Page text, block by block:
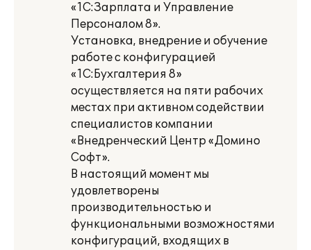
«1С:Зарплата и Управление
Персоналом 8».
Установка, внедрение и обучение
работе с конфигурацией
«1С:Бухгалтерия 8»
осуществляется на пяти рабочих
местах при активном содействии
специалистов компании
«Внедренческий Центр «Домино
Софт».
В настоящий момент мы
удовлетворены
производительностью и
функциональными возможностями
конфигураций, входящих в